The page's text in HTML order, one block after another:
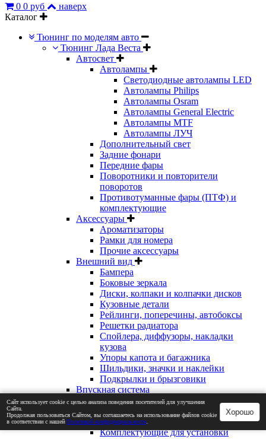
0 0 руб
наверх
Каталог
Тюнинг по моделям авто
Тюнинг Лада Веста
Автосвет
Автолампы
Светодиодные автолампы LED
Автолампы Philips
Автолампы Osram
Автолампы General Electric
Автолампы MTF
Автолампы ЛУЧ
Дополнительный свет
Задние фонари
Передние фары
Поворотники и повторители
поворотов
Противотуманные фары (ПТФ) и
комплектующие
Аксессуары
Ароматизаторы
Рамки для номера
Прочие аксессуары
Внешний вид
Бампера
Боковые зеркала
Диски, колпаки и колпачки дисков
Кузовные детали
Рейлинги, поперечины, автобоксы
Решетки радиатора
Спойлера, диффузоры, накладки
кузова
Упоры капота и багажника
Шильдики, значки и наклейки
Подкрылки и брызговики
Впускная система
Выхлопная система
Комплекты выхлопных систем
Комплектующие для установки
Сайт использует cookie с целью анализа поведения посетителей для улучшения
Сайта.
Продолжая пользоваться Сайтом, вы соглашаетесь на использование файлов cookie
в соответствии с нашейПолитикой конфиденциальности.
Хорошо